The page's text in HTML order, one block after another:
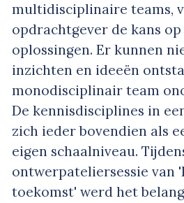
multidisciplinaire teams,
opdrachtgever de kans
oplossingen. Er kunnen
inzichten en ideeën
monodisciplinair team
De kennisdisciplines in
zich ieder bovendien als
eigen schaalniveau.
ontwerpateliersessie van
toekomst' werd het